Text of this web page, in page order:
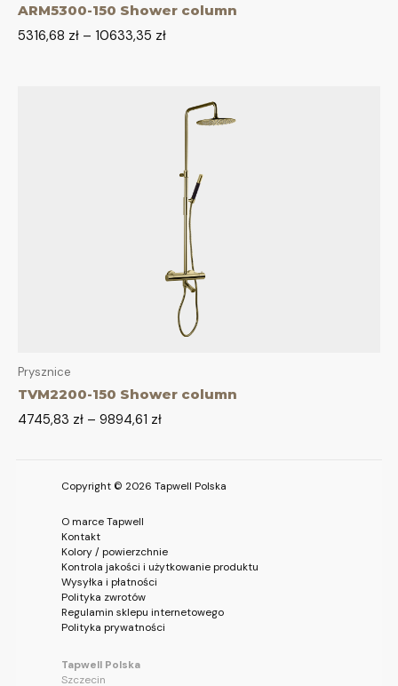
ARM5300-150 Shower column
5316,68 zł – 10633,35 zł
Prysznice
TVM2200-150 Shower column
4745,83 zł – 9894,61 zł
Copyright © 2026 Tapwell Polska
O marce Tapwell
Kontakt
Kolory / powierzchnie
Kontrola jakości i użytkowanie produktu
Wysyłka i płatności
Polityka zwrotów
Regulamin sklepu internetowego
Polityka prywatności
Tapwell Polska
Szczecin